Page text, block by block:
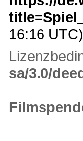
16:16 UTC)
sa/3.0/